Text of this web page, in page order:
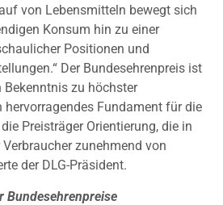
von Lebensmitteln bewegt sich
Konsum hin zu einer
Positionen und
Der Bundesehrenpreis ist
Bekenntnis zu höchster
Fundament für die
Preisträger Orientierung, die in
zunehmend von
der DLG-Präsident.
Bundesehrenpreise